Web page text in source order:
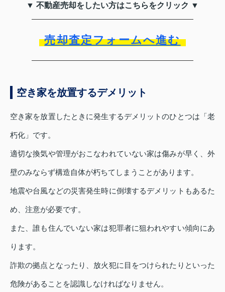
▼ 不動産売却をしたい方はこちらをクリック ▼
売却査定フォームへ進む
空き家を放置するデメリット
空き家を放置したときに発生するデメリットのひとつは「老
朽化」です。
適切な換気や管理がおこなわれていない家は傷みが早く、外
壁のみならず構造自体が朽ちてしまうことがあります。
地震や台風などの災害発生時に倒壊するデメリットもあるた
め、注意が必要です。
また、誰も住んでいない家は犯罪者に狙われやすい傾向にあ
ります。
詐欺の拠点となったり、放火犯に目をつけられたりといった
危険があることを認識しなければなりません。